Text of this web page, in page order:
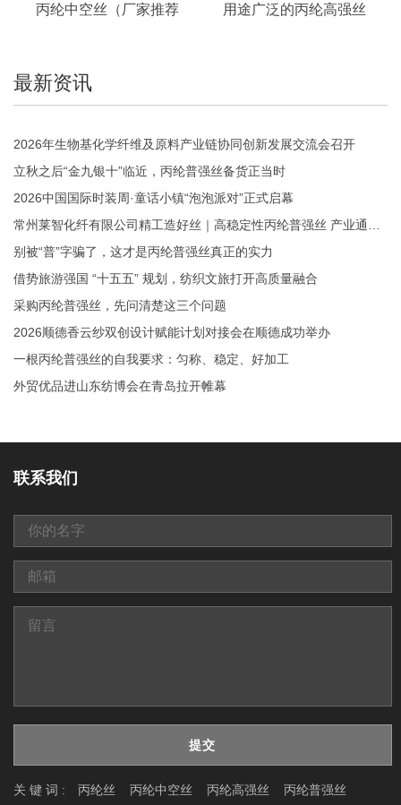
丙纶中空丝（厂家推荐 用途广泛的丙纶高强丝
最新资讯
2026年生物基化学纤维及原料产业链协同创新发展交流会召开
立秋之后“金九银十”临近，丙纶普强丝备货正当时
2026中国国际时装周·童话小镇“泡泡派对”正式启幕
别被“普”字骗了，这才是丙纶普强丝真正的实力
借势旅游强国 “十五五” 规划，纺织文旅打开高质量融合
采购丙纶普强丝，先问清楚这三个问题
2026顺德香云纱双创设计赋能计划对接会在顺德成功举办
一根丙纶普强丝的自我要求：匀称、稳定、好加工
外贸优品进山东纺博会在青岛拉开帷幕
联系我们
提交
关 键 词 : 丙纶丝 丙纶中空丝 丙纶高强丝
丙纶普强丝